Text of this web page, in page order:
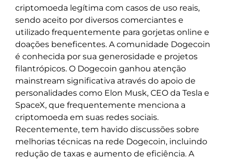
criptomoeda legítima com casos de uso reais,
sendo aceito por diversos comerciantes e
utilizado frequentemente para gorjetas online e
doações beneficentes. A comunidade Dogecoin
é conhecida por sua generosidade e projetos
filantrópicos. O Dogecoin ganhou atenção
mainstream significativa através do apoio de
personalidades como Elon Musk, CEO da Tesla e
SpaceX, que frequentemente menciona a
criptomoeda em suas redes sociais.
Recentemente, tem havido discussões sobre
melhorias técnicas na rede Dogecoin, incluindo
redução de taxas e aumento de eficiência. A